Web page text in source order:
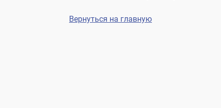
Вернуться на главную